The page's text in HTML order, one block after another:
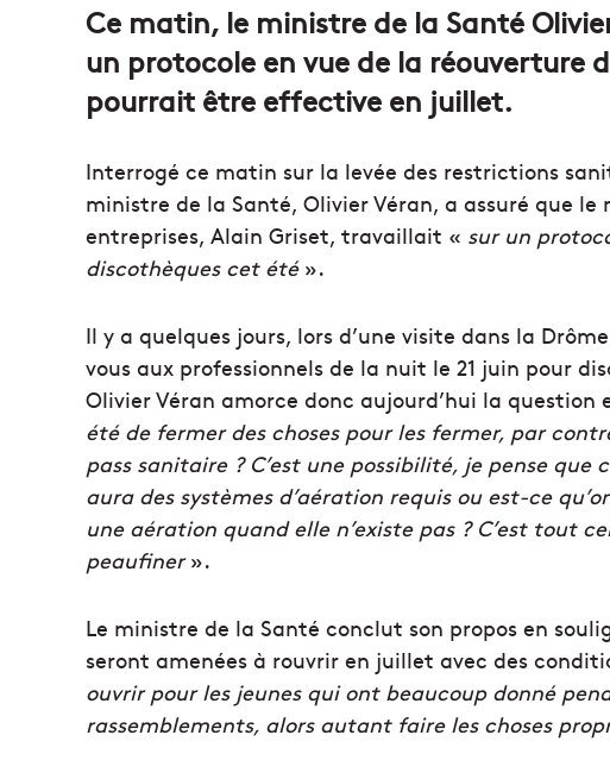
Ce matin, le ministre de la Santé
un protocole en vue de la réouverture
pourrait être effective en juillet.
Interrogé ce matin sur la levée des restrictions
ministre de la Santé, Olivier Véran, a assuré que
entreprises, Alain Griset, travaillait « sur un
discothèques cet été».
Il y a quelques jours, lors d’une visite dans la
vous aux professionnels de la nuit le 21 juin pour
Olivier Véran amorce donc aujourd’hui la question
été de fermer des choses pour les fermer, par
pass sanitaire ? C’est une possibilité, je pense que
aura des systèmes d’aération requis ou est-ce
une aération quand elle n’existe pas ? C’est tout
peaufiner».
Le ministre de la Santé conclut son propos en
seront amenées à rouvrir en juillet avec des
ouvrir pour les jeunes qui ont beaucoup donné
rassemblements, alors autant faire les choses